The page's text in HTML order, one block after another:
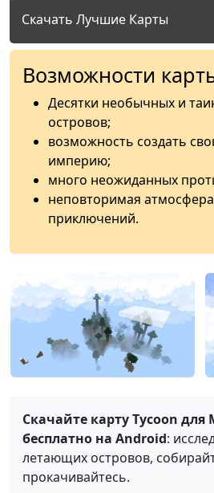
Скачать Лучшие Карты
Возможности
Десятки необычных и
островов;
возможность создать
империю;
много неожиданных
неповторимая
приключений.
Скачайте карту Tycoon
бесплатно на Android:
летающих островов,
прокачивайтесь.